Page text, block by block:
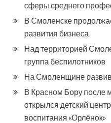
сферы среднего
В Смоленске
развития бизнеса
Над территорией
группа беспилотников
На Смоленщине
В Красном Бору после
открылся детский
воспитания «Орлёнок»